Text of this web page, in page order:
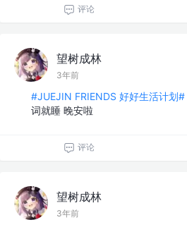
评论
望树成林
3年前
#JUEJIN FRIENDS 好好生活计划#
词就睡 晚安啦
评论
望树成林
3年前